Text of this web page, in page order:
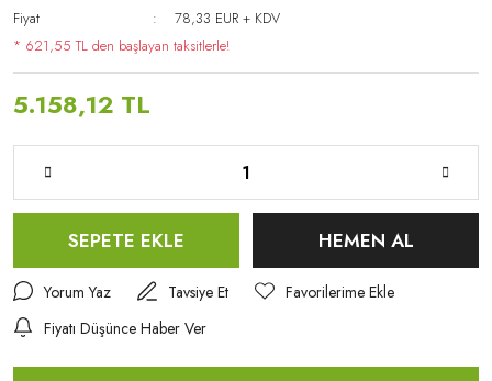
Fiyat
78,33 EUR + KDV
* 621,55 TL den başlayan taksitlerle!
5.158,12 TL
SEPETE EKLE HEMEN AL
Yorum Yaz
Tavsiye Et
Fiyatı Düşünce Haber Ver